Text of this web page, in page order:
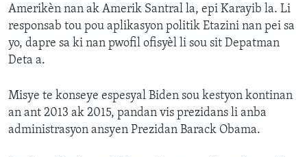
Amerikèn nan ak Amerik Santral la, epi Karayib la. Li
responsab tou pou aplikasyon politik Etazini nan pei sa
yo, dapre sa ki nan pwofil ofisyèl li sou sit Depatman
Deta a.
Misye te konseye espesyal Biden sou kestyon kontinan
an ant 2013 ak 2015, pandan vis prezidans li anba
administrasyon ansyen Prezidan Barack Obama.